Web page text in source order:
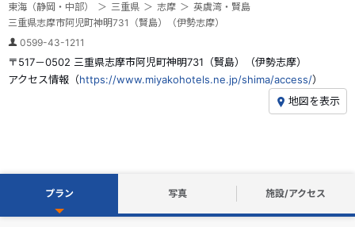
東海（静岡・中部） 三重県 志摩
英虞湾・賢島
三重県志摩市阿児町神明731（賢島）（伊勢志摩）
0599-43-1211
〒517－0502 三重県志摩市阿児町神明731（賢島）（伊勢志摩）
アクセス情報（https://www.miyakohotels.ne.jp/shima/access/）
地図を表示
プラン 写真 施設/アクセス